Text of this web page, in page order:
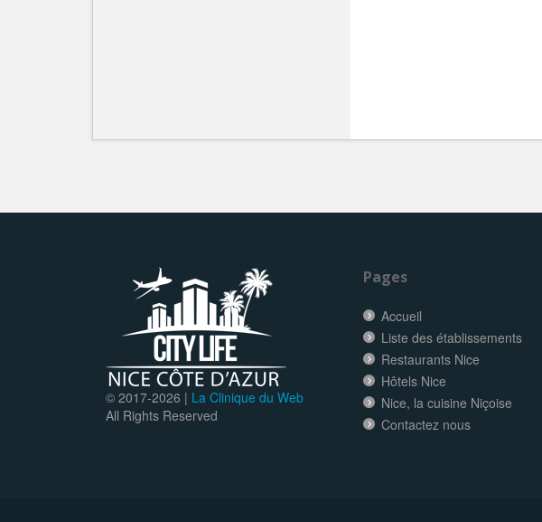
© 2017-2026 | La Clinique du Web
All Rights Reserved
Pages
Accueil
Liste des établissements
Restaurants Nice
Hôtels Nice
Nice, la cuisine Niçoise
Contactez nous